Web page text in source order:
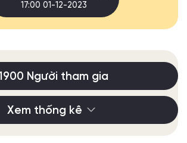
17:00 01-12-2023
Người tham gia
Xem thống kê